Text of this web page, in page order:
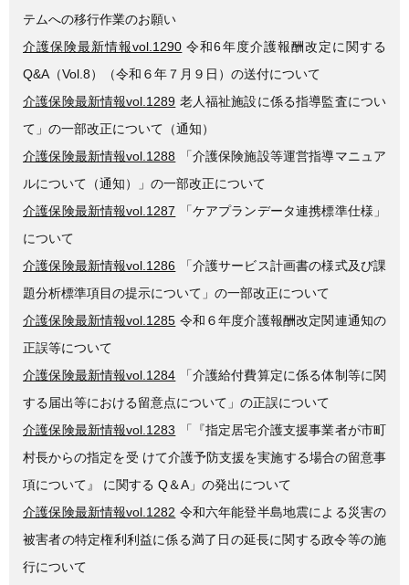
テムへの移行作業のお願い
介護保険最新情報vol.1290 令和6年度介護報酬改定に関する
Q&A（Vol.8）（令和６年７月９日）の送付について
介護保険最新情報vol.1289 老人福祉施設に係る指導監査につい
て」の一部改正について（通知）
介護保険最新情報vol.1288 「介護保険施設等運営指導マニュア
ルについて（通知）」の一部改正について
介護保険最新情報vol.1287 「ケアプランデータ連携標準仕様」
について
介護保険最新情報vol.1286 「介護サービス計画書の様式及び課
題分析標準項目の提示について」の一部改正について
介護保険最新情報vol.1285 令和６年度介護報酬改定関連通知の
正誤等について
介護保険最新情報vol.1284 「介護給付費算定に係る体制等に関
する届出等における留意点について」の正誤について
介護保険最新情報vol.1283 「『指定居宅介護支援事業者が市町
村長からの指定を受 けて介護予防支援を実施する場合の留意事
項について』 に関する Q＆A」の発出について
介護保険最新情報vol.1282 令和六年能登半島地震による災害の
被害者の特定権利利益に係る満了日の延長に関する政令等の施
行について